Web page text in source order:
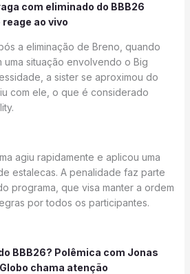
com eliminado do BBB26
ao vivo
a eliminação de Breno, quando
uma situação envolvendo o Big
a sister se aproximou do
com ele, o que é considerado
agiu rapidamente e aplicou uma
estalecas. A penalidade faz parte
programa, que visa manter a ordem
por todos os participantes.
BBB26? Polêmica com Jonas
chama atenção